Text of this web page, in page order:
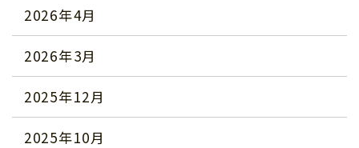
2026年4月
2026年3月
2025年12月
2025年10月